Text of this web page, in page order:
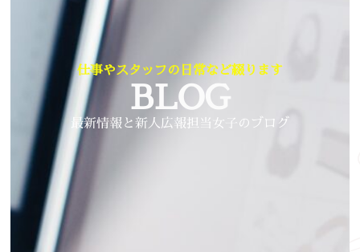
仕事やスタッフの日常など綴ります
BLOG
最新情報と新人広報担当女子のブログ